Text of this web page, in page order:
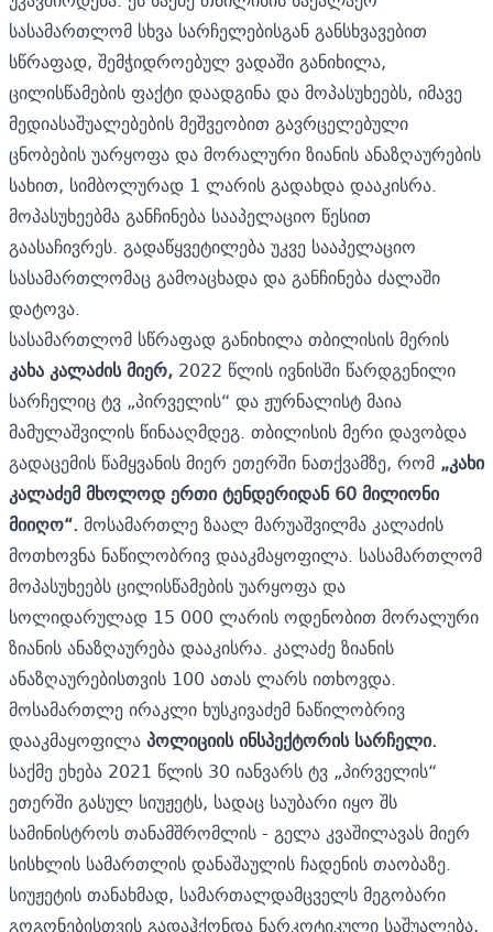
სასამართლომ სხვა სარჩელებისგან განსხვავებით
სწრაფად, შემჭიდროებულ ვადაში განიხილა,
ცილისწამების ფაქტი დაადგინა და მოპასუხეებს, იმავე
მედიასაშუალებების მეშვეობით გავრცელებული
ცნობების უარყოფა და მორალური ზიანის ანაზღაურების
სახით, სიმბოლურად 1 ლარის გადახდა დააკისრა.
მოპასუხეებმა განჩინება სააპელაციო წესით
გაასაჩივრეს. გადაწყვეტილება უკვე სააპელაციო
სასამართლომაც გამოაცხადა და განჩინება ძალაში
დატოვა.
სასამართლომ სწრაფად განიხილა თბილისის მერის
კახა კალაძის მიერ, 2022 წლის ივნისში წარდგენილი
სარჩელიც ტვ „პირველის“ და ჟურნალისტ მაია
მამულაშვილის წინააღმდეგ. თბილისის მერი დავობდა
გადაცემის წამყვანის მიერ ეთერში ნათქვამზე, რომ „კახი
კალაძემ მხოლოდ ერთი ტენდერიდან 60 მილიონი
მიიღო“. მოსამართლე ზაალ მარუაშვილმა კალაძის
მოთხოვნა ნაწილობრივ დააკმაყოფილა. სასამართლომ
მოპასუხეებს ცილისწამების უარყოფა და
სოლიდარულად 15 000 ლარის ოდენობით მორალური
ზიანის ანაზღაურება დააკისრა. კალაძე ზიანის
ანაზღაურებისთვის 100 ათას ლარს ითხოვდა.
მოსამართლე ირაკლი ხუსკივაძემ ნაწილობრივ
დააკმაყოფილაპოლიციის ინსპექტორის სარჩელი.
საქმე ეხება 2021 წლის 30 იანვარს ტვ „პირველის“
ეთერში გასულ სიუჟეტს, სადაც საუბარი იყო შს
სამინისტროს თანამშრომლის - გელა კვაშილავას მიერ
სისხლის სამართლის დანაშაულის ჩადენის თაობაზე.
სიუჟეტის თანახმად, სამართალდამცველს მეგობარი
გოგონებისთვის გადაჰქონდა ნარკოტიკული საშუალება,